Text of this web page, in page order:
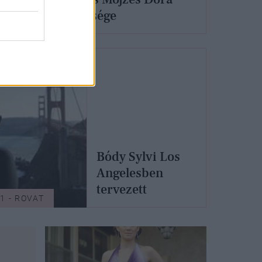
szövetsége
- ROVAT
Bódy Sylvi Los
Angelesben
tervezett